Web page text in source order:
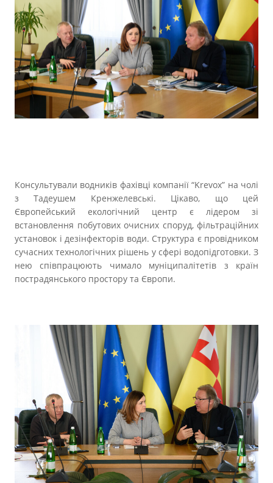
Консультували водників фахівці компанії “Krevox” на чолі
з Тадеушем Кренжелевські. Цікаво, що цей
Європейський екологічний центр є лідером зі
встановлення побутових очисних споруд, фільтраційних
установок і дезінфекторів води. Структура є провідником
сучасних технологічних рішень у сфері водопідготовки. З
нею співпрацюють чимало муніципалітетів з країн
пострадянського простору та Європи.